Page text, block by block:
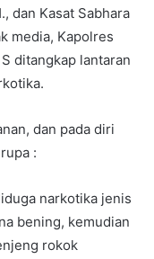
dan Kasat Sabhara
media, Kapolres
ditangkap lantaran
dan pada diri
:
narkotika jenis
bening, kemudian
rokok